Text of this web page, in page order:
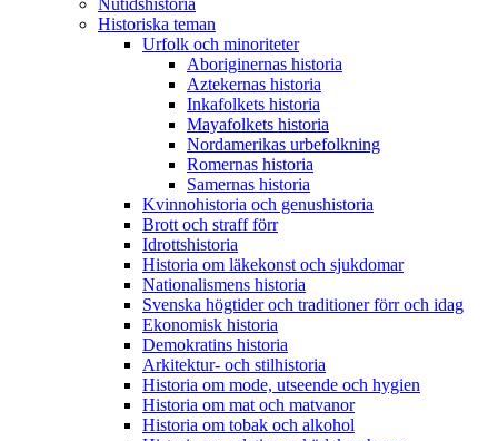
Nutidshistoria
Historiska teman
Urfolk och minoriteter
Aboriginernas historia
Aztekernas historia
Inkafolkets historia
Mayafolkets historia
Nordamerikas urbefolkning
Romernas historia
Samernas historia
Kvinnohistoria och genushistoria
Brott och straff förr
Idrottshistoria
Historia om läkekonst och sjukdomar
Nationalismens historia
Svenska högtider och traditioner förr och idag
Ekonomisk historia
Demokratins historia
Arkitektur- och stilhistoria
Historia om mode, utseende och hygien
Historia om mat och matvanor
Historia om tobak och alkohol